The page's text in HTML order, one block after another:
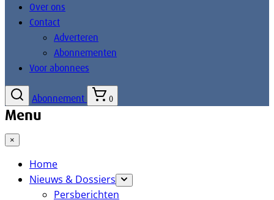
Over ons
Contact
Adverteren
Abonnementen
Voor abonnees
Abonnement 0
Menu
×
Home
Nieuws & Dossiers
Persberichten